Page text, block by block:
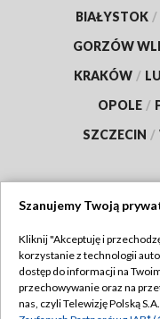
BIAŁYSTOK /
GORZÓW
KRAKÓW /
OPOLE /
SZCZECIN /
Abonament TVP
Szanujemy Twoją
Kliknij "Akceptuję i
korzystanie z technologii
dostęp do informacji na
przechowywanie oraz na
nas, czyli Telewizję Polską